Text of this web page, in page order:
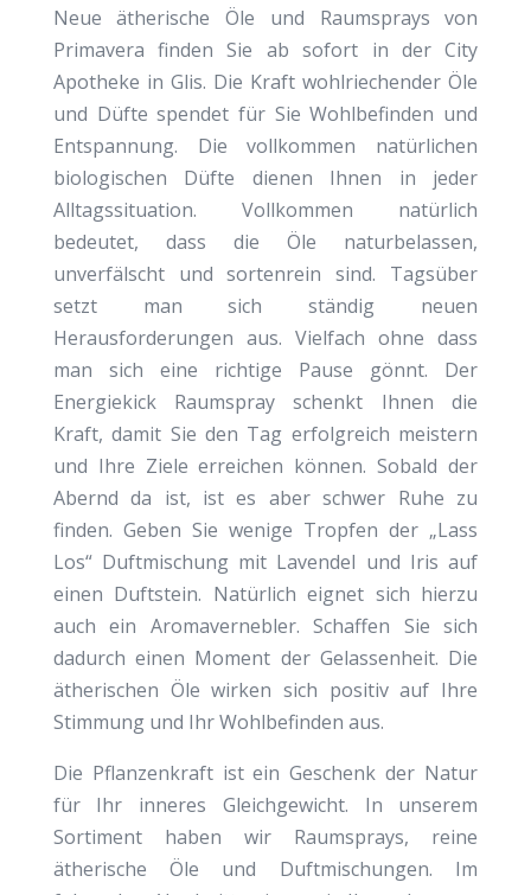
Neue ätherische Öle und Raumsprays von
Primavera finden Sie ab sofort in der City
Apotheke in Glis. Die Kraft wohlriechender Öle
und Düfte spendet für Sie Wohlbefinden und
Entspannung. Die vollkommen natürlichen
biologischen Düfte dienen Ihnen in jeder
Alltagssituation. Vollkommen natürlich
bedeutet, dass die Öle naturbelassen,
unverfälscht und sortenrein sind. Tagsüber
setzt man sich ständig neuen
Herausforderungen aus. Vielfach ohne dass
man sich eine richtige Pause gönnt. Der
Energiekick Raumspray schenkt Ihnen die
Kraft, damit Sie den Tag erfolgreich meistern
und Ihre Ziele erreichen können. Sobald der
Abernd da ist, ist es aber schwer Ruhe zu
finden. Geben Sie wenige Tropfen der „Lass
Los“ Duftmischung mit Lavendel und Iris auf
einen Duftstein. Natürlich eignet sich hierzu
auch ein Aromavernebler. Schaffen Sie sich
dadurch einen Moment der Gelassenheit. Die
ätherischen Öle wirken sich positiv auf Ihre
Stimmung und Ihr Wohlbefinden aus.
Die Pflanzenkraft ist ein Geschenk der Natur
für Ihr inneres Gleichgewicht. In unserem
Sortiment haben wir Raumsprays, reine
ätherische Öle und Duftmischungen. Im